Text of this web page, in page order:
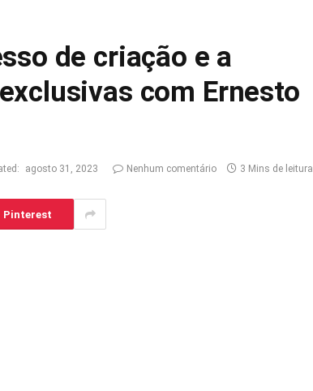
de criação e a
com Ernesto
agosto 31, 2023 Nenhum comentário 3 Mins de leitura
Pinterest